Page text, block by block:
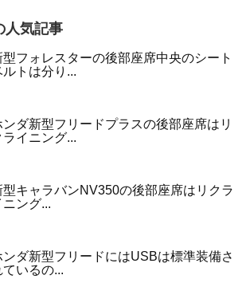
人気記事
型フォレスターの後部座席中央のシート
ルトは分り...
ンダ新型フリードプラスの後部座席はリ
ライニング...
型キャラバンNV350の後部座席はリクラ
ニング...
ンダ新型フリードにはUSBは標準装備さ
ているの...